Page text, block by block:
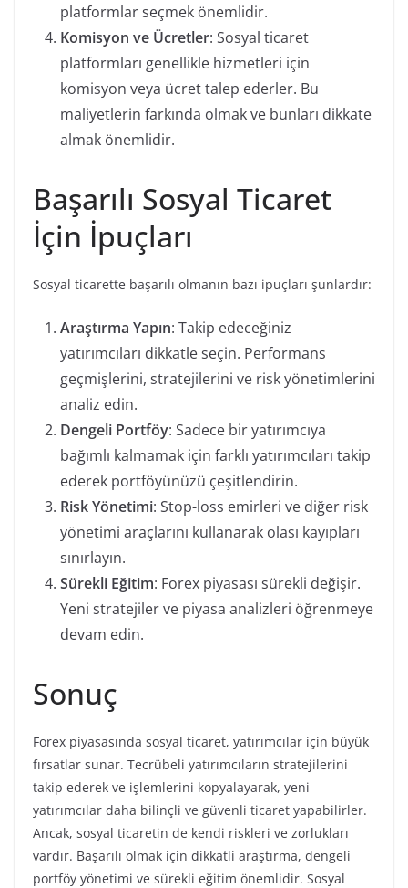
platformlar seçmek önemlidir.
Komisyon ve Ücretler: Sosyal ticaret
platformları genellikle hizmetleri için
komisyon veya ücret talep ederler. Bu
maliyetlerin farkında olmak ve bunları dikkate
almak önemlidir.
Başarılı Sosyal Ticaret
İçin İpuçları
Sosyal ticarette başarılı olmanın bazı ipuçları şunlardır:
Araştırma Yapın: Takip edeceğiniz
yatırımcıları dikkatle seçin. Performans
geçmişlerini, stratejilerini ve risk yönetimlerini
analiz edin.
Dengeli Portföy: Sadece bir yatırımcıya
bağımlı kalmamak için farklı yatırımcıları takip
ederek portföyünüzü çeşitlendirin.
Risk Yönetimi: Stop-loss emirleri ve diğer risk
yönetimi araçlarını kullanarak olası kayıpları
sınırlayın.
Sürekli Eğitim: Forex piyasası sürekli değişir.
Yeni stratejiler ve piyasa analizleri öğrenmeye
devam edin.
Sonuç
Forex piyasasında sosyal ticaret, yatırımcılar için büyük
fırsatlar sunar. Tecrübeli yatırımcıların stratejilerini
takip ederek ve işlemlerini kopyalayarak, yeni
yatırımcılar daha bilinçli ve güvenli ticaret yapabilirler.
Ancak, sosyal ticaretin de kendi riskleri ve zorlukları
vardır. Başarılı olmak için dikkatli araştırma, dengeli
portföy yönetimi ve sürekli eğitim önemlidir. Sosyal